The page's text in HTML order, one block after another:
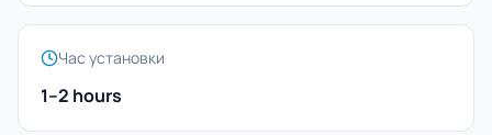
Час установки
1–2 hours